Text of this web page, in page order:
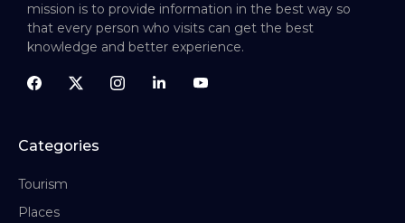
mission is to provide information in the best way so
that every person who visits can get the best
knowledge and better experience.
Categories
Tourism
Places